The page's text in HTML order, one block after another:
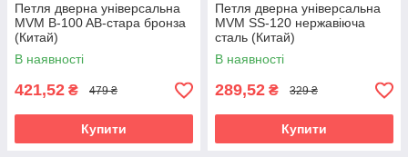
Петля дверна універсальна
MVM B-100 AB-стара бронза
(Китай)
В наявності
421,52 ₴ 479 ₴
Купити
Петля дверна універсальна
MVM SS-120 нержавіюча
сталь (Китай)
В наявності
289,52 ₴ 329 ₴
Купити